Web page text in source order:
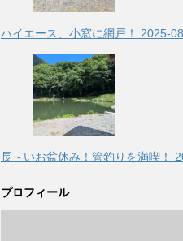
ハイエース、小窓に網戸！ 2025-
長～いお盆休み！管釣りを満喫！
プロフィール